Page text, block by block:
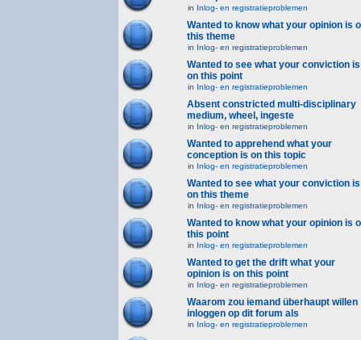
in Inlog- en registratieproblemen
Wanted to know what your opinion is
this theme
in Inlog- en registratieproblemen
Wanted to see what your conviction is
on this point
in Inlog- en registratieproblemen
Absent constricted multi-disciplinary
medium, wheel, ingeste
in Inlog- en registratieproblemen
Wanted to apprehend what your
conception is on this topic
in Inlog- en registratieproblemen
Wanted to see what your conviction is
on this theme
in Inlog- en registratieproblemen
Wanted to know what your opinion is
this point
in Inlog- en registratieproblemen
Wanted to get the drift what your
opinion is on this point
in Inlog- en registratieproblemen
Waarom zou iemand überhaupt willen
inloggen op dit forum als
in Inlog- en registratieproblemen